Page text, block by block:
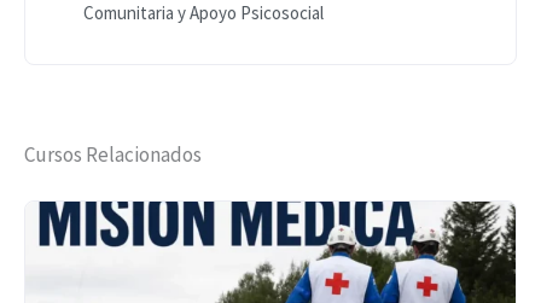
Comunitaria y Apoyo Psicosocial
Cursos Relacionados